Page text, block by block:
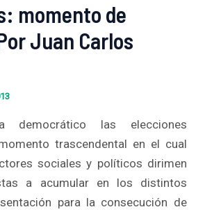
momento de
Juan Carlos
democrático las elecciones
trascendental en el cual
sociales y políticos dirimen
a acumular en los distintos
para la consecución de